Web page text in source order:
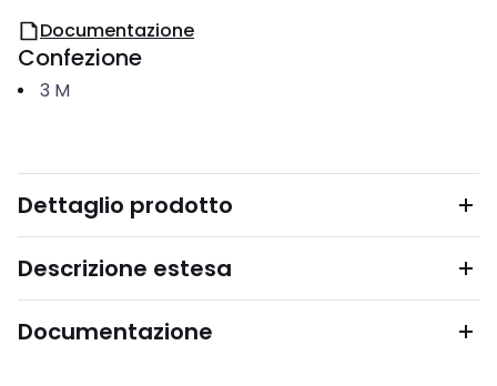
Documentazione
Confezione
3 M
Dettaglio prodotto
Descrizione estesa
Documentazione